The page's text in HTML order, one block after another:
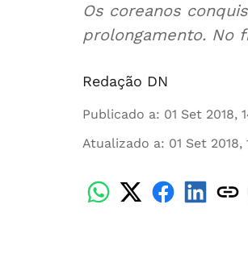
Os coreanos
prolongamento. No
Redação DN
Publicado a: 01 Set 2018,
Atualizado a: 01 Set 2018,